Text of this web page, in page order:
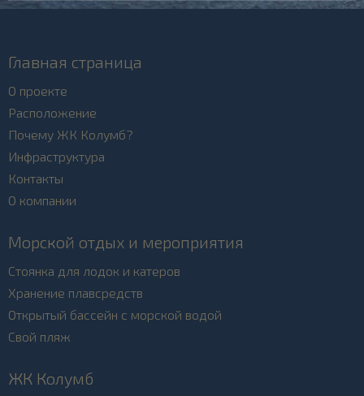
Главная страница
О проекте
Расположение
Почему ЖК Колумб?
Инфраструктура
Контакты
О компании
Морской отдых и мероприятия
Стоянка для лодок и катеров
Хранение плавсредств
Открытый бассейн с морской водой
Свой пляж
ЖК Колумб